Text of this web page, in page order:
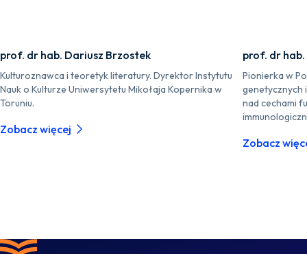
prof. dr hab. Dariusz Brzostek
Kulturoznawca i teoretyk literatury. Dyrektor Instytutu
Nauk o Kulturze Uniwersytetu Mikołaja Kopernika w
Toruniu.
Zobacz więcej
prof. dr
Pionierka w
genetycznych
nad cechami
Zobacz